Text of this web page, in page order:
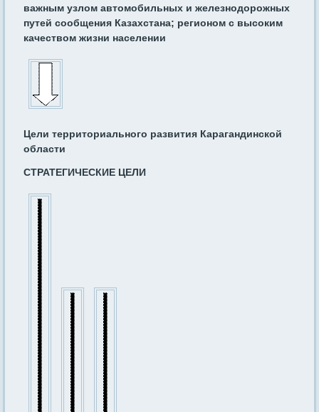
важным узлом автомобильных и железнодорожных
путей сообщения Казахстана; регионом с высоким
качеством жизни населении
Цели территориального развития Карагандинской
области
СТРАТЕГИЧЕСКИЕ ЦЕЛИ